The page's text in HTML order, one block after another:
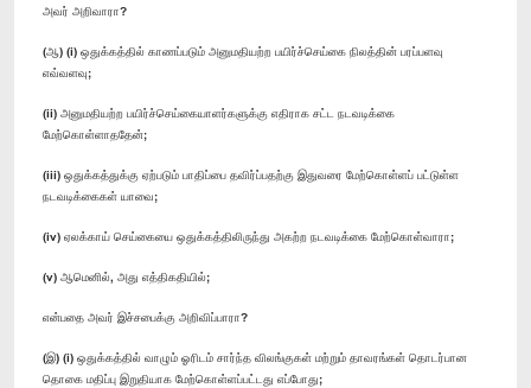
அவர் அறிவாரா?
(ஆ) (i) ஒதுக்கத்தில் காணப்படும் அனுமதியற்ற பயிர்ச்செய்கை நிலத்தின் பரப்பளவு
எவ்வளவு;
(ii) அனுமதியற்ற பயிர்ச்செய்கையாளர்களுக்கு எதிராக சட்ட நடவடிக்கை
மேற்கொள்ளாததேன்;
(iii) ஒதுக்கத்துக்கு ஏற்படும் பாதிப்பை தவிர்ப்பதற்கு இதுவரை மேற்கொள்ளப் பட்டுள்ள
நடவடிக்கைகள் யாவை;
(iv) ஏலக்காய் செய்கையை ஒதுக்கத்திலிருந்து அகற்ற நடவடிக்கை மேற்கொள்வாரா;
(v) ஆமெனில், அது எத்திகதியில்;
என்பதை அவர் இச்சபைக்கு அறிவிப்பாரா?
(இ) (i) ஒதுக்கத்தில் வாழும் ஓரிடம் சார்ந்த விலங்குகள் மற்றும் தாவரங்கள் தொடர்பான
தொகை மதிப்பு இறுதியாக மேற்கொள்ளப்பட்டது எப்போது;